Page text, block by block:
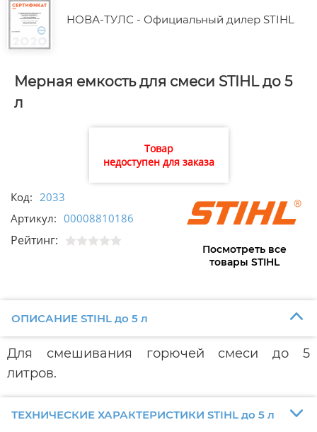
НОВА-ТУЛС - Официальный дилер STIHL
Мерная емкость для смеси STIHL до 5
л
Товар
недоступен для заказа
Код: 2033
Артикул: 00008810186
Рейтинг:
Посмотреть все
товары STIHL
ОПИСАНИЕ STIHL до 5 л
Для смешивания горючей смеси до 5
литров.
ТЕХНИЧЕСКИЕ ХАРАКТЕРИСТИКИ STIHL до 5 л